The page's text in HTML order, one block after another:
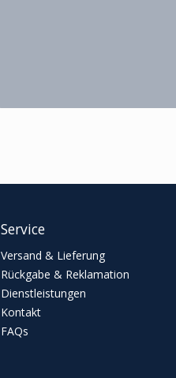
Service
Versand & Lieferung
Rückgabe & Reklamation
Dienstleistungen
Kontakt
FAQs